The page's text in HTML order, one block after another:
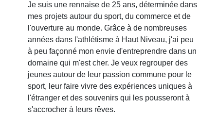
Je suis une rennaise de 25 ans, déterminée dans
mes projets autour du sport, du commerce et de
l'ouverture au monde. Grâce à de nombreuses
années dans l'athlétisme à Haut Niveau, j'ai peu
à peu façonné mon envie d'entreprendre dans un
domaine qui m'est cher. Je veux regrouper des
jeunes autour de leur passion commune pour le
sport, leur faire vivre des expériences uniques à
l'étranger et des souvenirs qui les pousseront à
s'accrocher à leurs rêves.